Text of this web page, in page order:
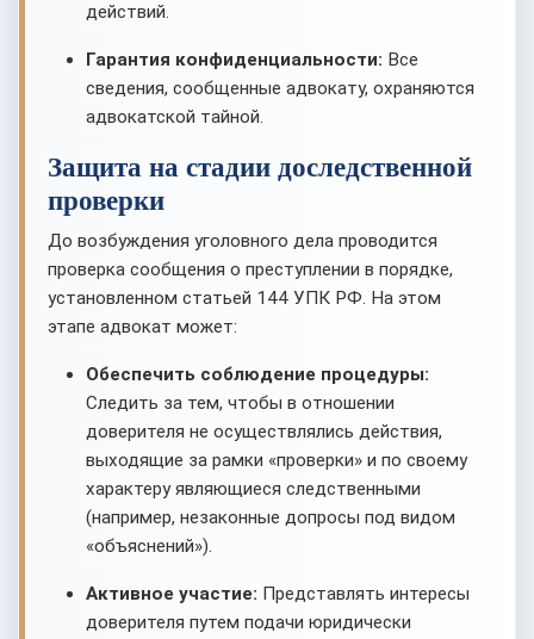
действий.
Гарантия конфиденциальности: Все
сведения, сообщенные адвокату, охраняются
адвокатской тайной.
Защита на стадии доследственной
проверки
До возбуждения уголовного дела проводится
проверка сообщения о преступлении в порядке,
установленном статьей 144 УПК РФ. На этом
этапе адвокат может:
Обеспечить соблюдение процедуры:
Следить за тем, чтобы в отношении
доверителя не осуществлялись действия,
выходящие за рамки «проверки» и по своему
характеру являющиеся следственными
(например, незаконные допросы под видом
«объяснений»).
Активное участие: Представлять интересы
доверителя путем подачи юридически